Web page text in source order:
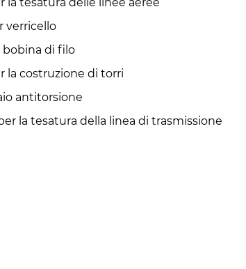
verricello
di filo
la costruzione di torri
antitorsione
la tesatura della linea di trasmissione